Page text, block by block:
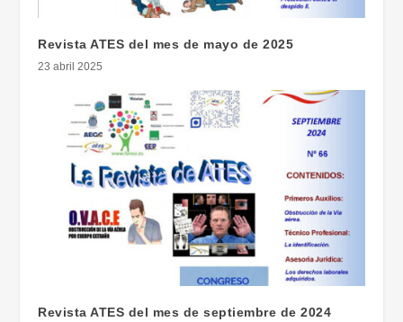
Revista ATES del mes de mayo de 2025
23 abril 2025
Revista ATES del mes de septiembre de 2024